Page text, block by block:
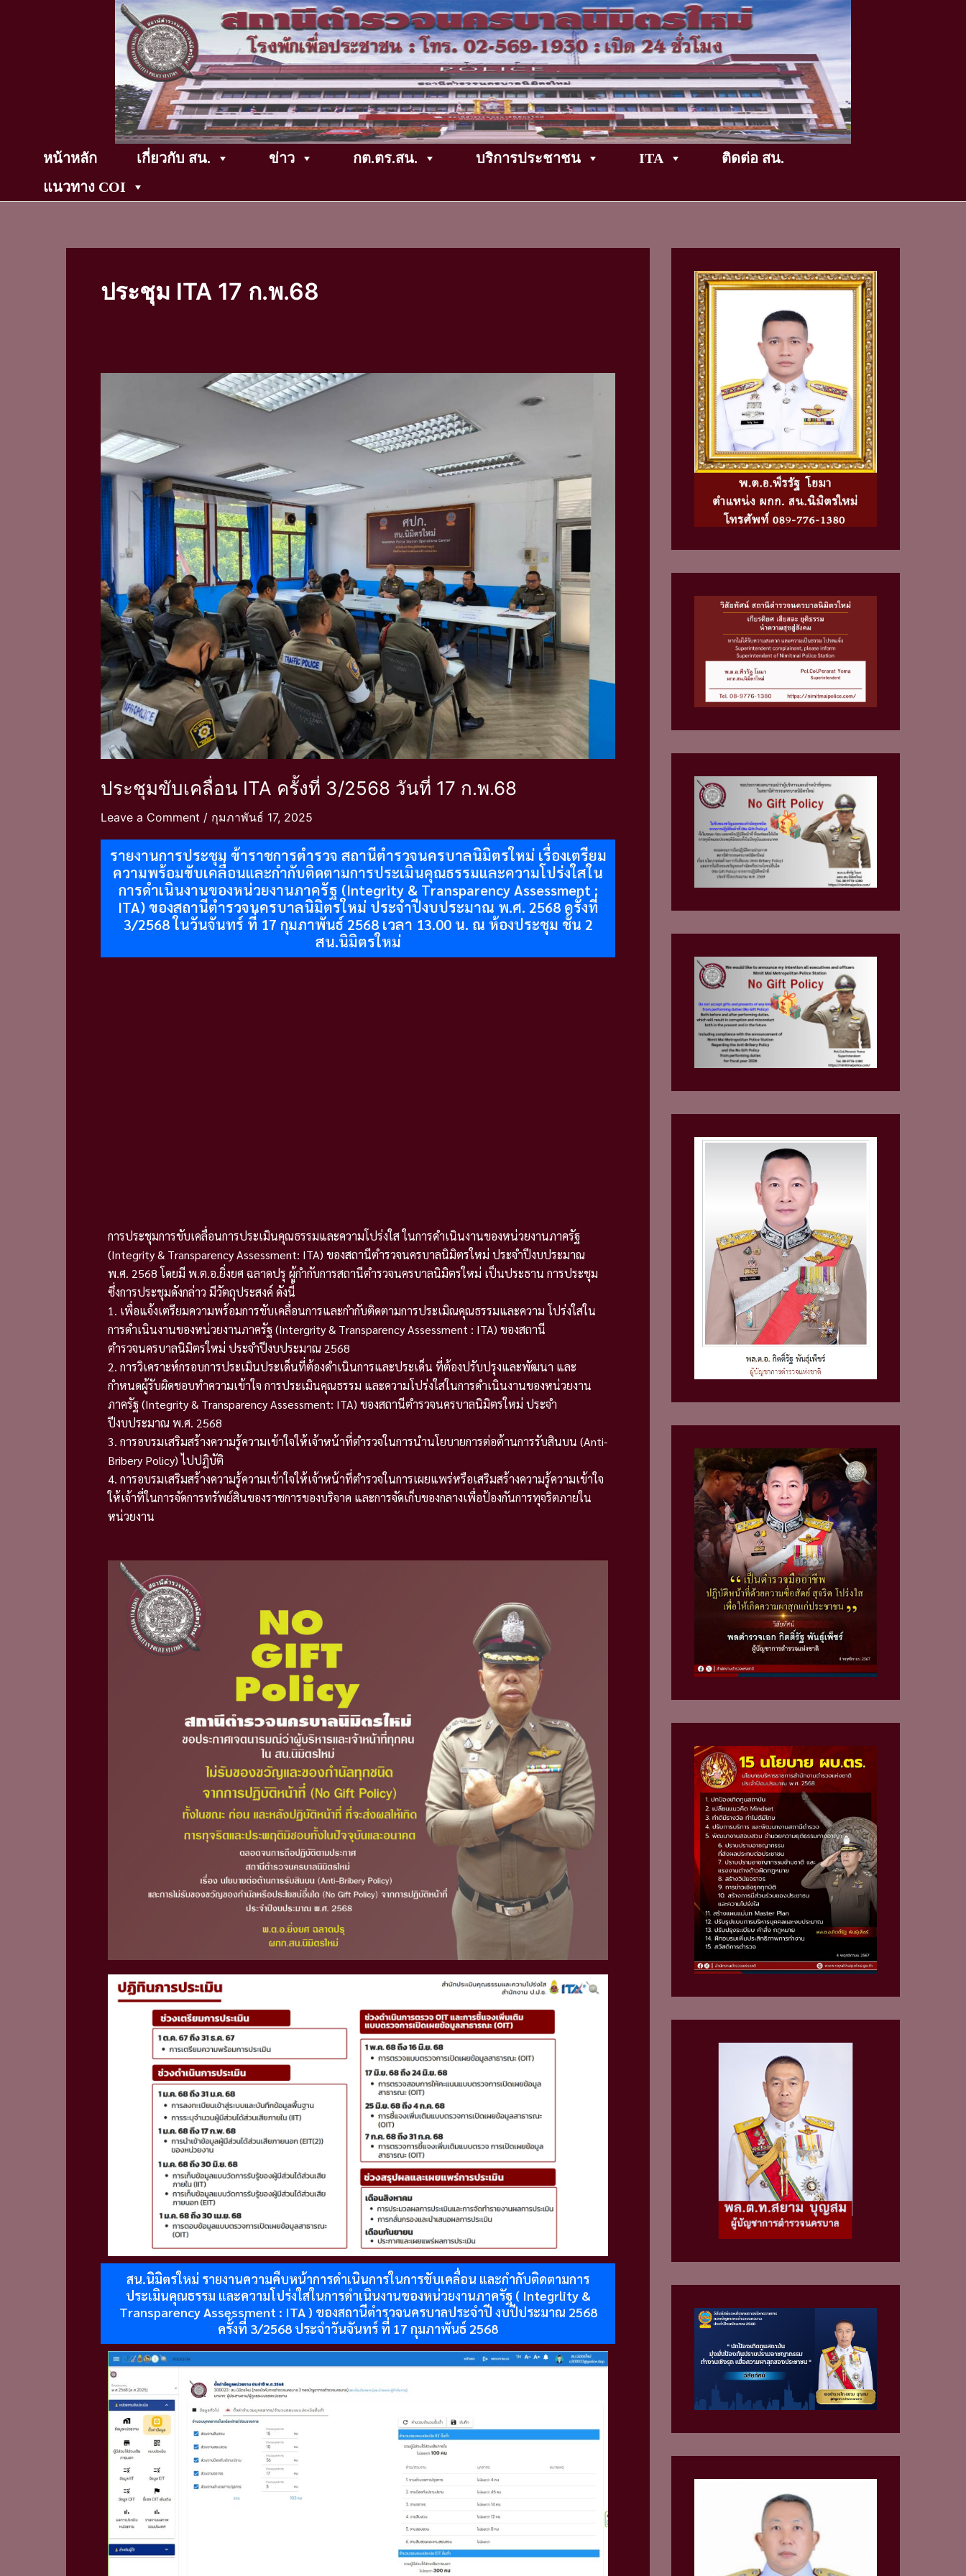
หน้าหลัก เกี่ยวกับ สน. ข่าว กต.ตร.สน. บริการประชาชน ITA
ติดต่อ สน.
แนวทาง COI
ประชุม ITA 17 ก.พ.68
ประชุมขับเคลื่อน ITA ครั้งที่ 3/2568 วันที่ 17 ก.พ.68
Leave a Comment / กุมภาพันธ์ 17, 2025
รายงานการประชุม ข้าราชการตำรวจ สถานีตำรวจนครบาลนิมิตรใหม่ เรื่องเตรียม
ความพร้อมขับเคลื่อนและกำกับติดตามการประเมินคุณธรรมและความโปร่งใสใน
การดำเนินงานของหน่วยงานภาครัฐ (Integrity & Transparency Assessment :
ITA) ของสถานีตำรวจนครบาลนิมิตรใหม่ ประจำปีงบประมาณ พ.ศ. 2568 ครั้งที่
3/2568 ในวันจันทร์ ที่ 17 กุมภาพันธ์ 2568 เวลา 13.00 น. ณ ห้องประชุม ชั้น 2
สน.นิมิตรใหม่
การประชุมการขับเคลื่อนการประเมินคุณธรรมและความโปร่งใส ในการดำเนินงานของหน่วยงานภาครัฐ
(Integrity & Transparency Assessment: ITA) ของสถานีตำรวจนครบาลนิมิตรใหม่ ประจำปีงบประมาณ
พ.ศ. 2568 โดยมี พ.ต.อ.ยิ่งยศ ฉลาดปรุ ผู้กำกับการสถานีตำรวจนครบาลนิมิตรใหม่ เป็นประธาน การประชุม
ซึ่งการประชุมดังกล่าว มีวัตถุประสงค์ ดังนี้
1. เพื่อแจ้งเตรียมความพร้อมการขับเคลื่อนการและกำกับติดตามการประเมิณคุณธรรมและความ โปร่งใสใน
การดำเนินงานของหน่วยงานภาครัฐ (Intergrity & Transparency Assessment : ITA) ของสถานี
ตำรวจนครบาลนิมิตรใหม่ ประจำปีงบประมาณ 2568
2. การวิเคราะห์กรอบการประเมินประเด็นที่ต้องดำเนินการและประเด็น ที่ต้องปรับปรุงและพัฒนา และ
กำหนดผู้รับผิดชอบทำความเข้าใจ การประเมินคุณธรรม และความโปร่งใสในการดำเนินงานของหน่วยงาน
ภาครัฐ (Integrity & Transparency Assessment: ITA) ของสถานีตำรวจนครบาลนิมิตรใหม่ ประจำ
ปีงบประมาณ พ.ศ. 2568
3. การอบรมเสริมสร้างความรู้ความเข้าใจให้เจ้าหน้าที่ตำรวจในการนำนโยบายการต่อต้านการรับสินบน (Anti-
Bribery Policy) ไปปฎิบัติ
4. การอบรมเสริมสร้างความรู้ความเข้าใจให้เจ้าหน้าที่ตำรวจในการเผยแพร่หรือเสริมสร้างความรู้ความเข้าใจ
ให้เจ้าที่ในการจัดการทรัพย์สินของราชการของบริจาค และการจัดเก็บของกลางเพื่อป้องกันการทุจริตภายใน
หน่วยงาน
สน.นิมิตรใหม่ รายงานความคืบหน้าการดำเนินการในการขับเคลื่อน และกำกับติดตามการ
ประเมินคุณธรรม และความโปร่งใสในการดำเนินงานของหน่วยงานภาครัฐ ( Integrlity &
Transparency Assessment : ITA ) ของสถานีตำรวจนครบาลประจำปี งบปีประมาณ 2568
ครั้งที่ 3/2568 ประจำวันจันทร์ ที่ 17 กุมภาพันธ์ 2568
ITA
ครั้ง
ที่
3/2568
วัน
ก.พ.68
TikTok